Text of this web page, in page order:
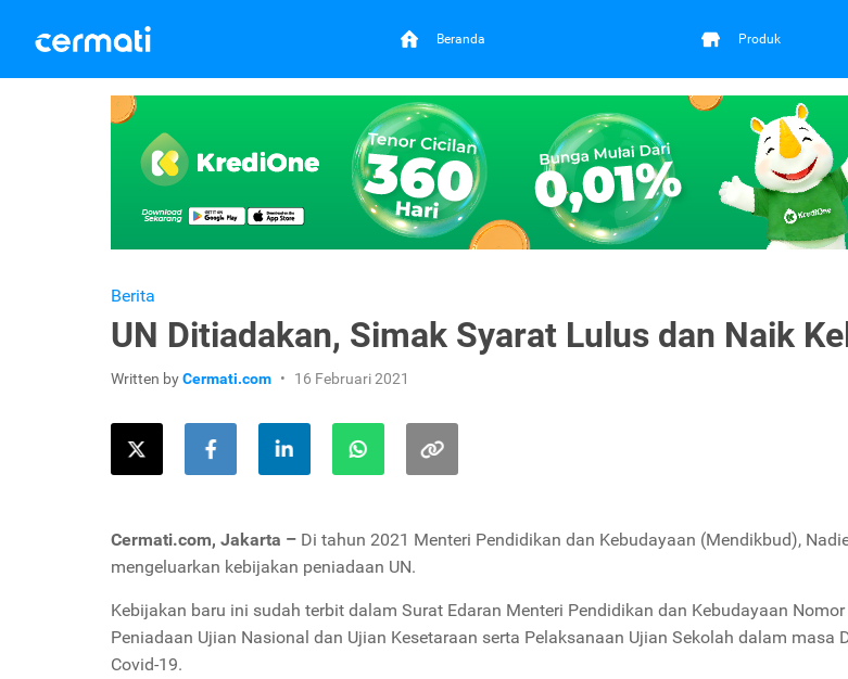
Beranda Produk
Berita
UN Ditiadakan, Simak Syarat Lulus dan Naik
Written byCermati.com 16 Februari 2021
Cermati.com, Jakarta – Di tahun 2021 Menteri Pendidikan dan Kebudayaan (Mendikbud),
mengeluarkan kebijakan peniadaan UN.
Kebijakan baru ini sudah terbit dalam Surat Edaran Menteri Pendidikan dan Kebudayaan
Peniadaan Ujian Nasional dan Ujian Kesetaraan serta Pelaksanaan Ujian Sekolah dalam masa
Covid-19.